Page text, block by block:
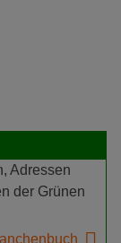
Adressen
der Grünen